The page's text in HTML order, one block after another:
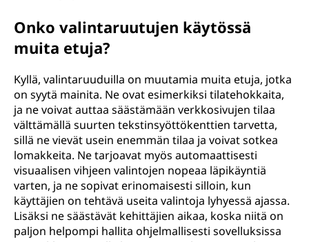
Onko valintaruutujen käytössä
muita etuja?
Kyllä, valintaruuduilla on muutamia muita etuja, jotka
on syytä mainita. Ne ovat esimerkiksi tilatehokkaita,
ja ne voivat auttaa säästämään verkkosivujen tilaa
välttämällä suurten tekstinsyöttökenttien tarvetta,
sillä ne vievät usein enemmän tilaa ja voivat sotkea
lomakkeita. Ne tarjoavat myös automaattisesti
visuaalisen vihjeen valintojen nopeaa läpikäyntiä
varten, ja ne sopivat erinomaisesti silloin, kun
käyttäjien on tehtävä useita valintoja lyhyessä ajassa.
Lisäksi ne säästävät kehittäjien aikaa, koska niitä on
paljon helpompi hallita ohjelmallisesti sovelluksissa